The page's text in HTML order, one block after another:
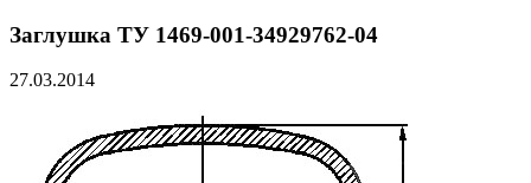
Заглушка ТУ 1469-001-34929762-04
27.03.2014